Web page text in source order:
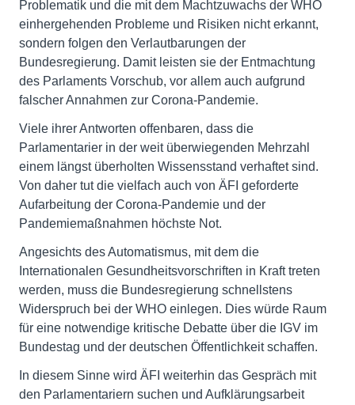
Problematik und die mit dem Machtzuwachs der WHO
einhergehenden Probleme und Risiken nicht erkannt,
sondern folgen den Verlautbarungen der
Bundesregierung. Damit leisten sie der Entmachtung
des Parlaments Vorschub, vor allem auch aufgrund
falscher Annahmen zur Corona-Pandemie.
Viele ihrer Antworten offenbaren, dass die
Parlamentarier in der weit überwiegenden Mehrzahl
einem längst überholten Wissensstand verhaftet sind.
Von daher tut die vielfach auch von ÄFI geforderte
Aufarbeitung der Corona-Pandemie und der
Pandemiemaßnahmen höchste Not.
Angesichts des Automatismus, mit dem die
Internationalen Gesundheitsvorschriften in Kraft treten
werden, muss die Bundesregierung schnellstens
Widerspruch bei der WHO einlegen. Dies würde Raum
für eine notwendige kritische Debatte über die IGV im
Bundestag und der deutschen Öffentlichkeit schaffen.
In diesem Sinne wird ÄFI weiterhin das Gespräch mit
den Parlamentariern suchen und Aufklärungsarbeit